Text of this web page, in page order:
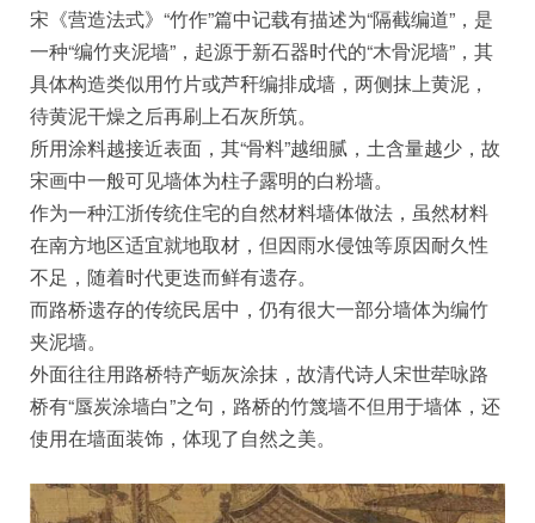
宋《营造法式》“竹作”篇中记载有描述为“隔截编道”，是
一种“编竹夹泥墙”，起源于新石器时代的“木骨泥墙”，其
具体构造类似用竹片或芦秆编排成墙，两侧抹上黄泥，
待黄泥干燥之后再刷上石灰所筑。
所用涂料越接近表面，其“骨料”越细腻，土含量越少，故
宋画中一般可见墙体为柱子露明的白粉墙。
作为一种江浙传统住宅的自然材料墙体做法，虽然材料
在南方地区适宜就地取材，但因雨水侵蚀等原因耐久性
不足，随着时代更迭而鲜有遗存。
而路桥遗存的传统民居中，仍有很大一部分墙体为编竹
夹泥墙。
外面往往用路桥特产蛎灰涂抹，故清代诗人宋世荦咏路
桥有“蜃炭涂墙白”之句，路桥的竹篾墙不但用于墙体，还
使用在墙面装饰，体现了自然之美。